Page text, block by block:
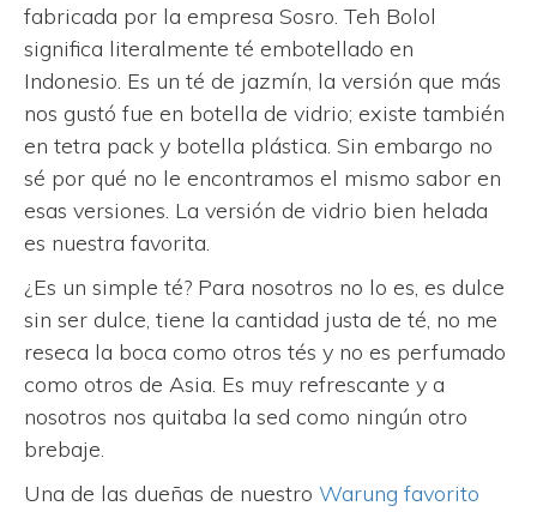
fabricada por la empresa Sosro. Teh Bolol
significa literalmente té embotellado en
Indonesio. Es un té de jazmín, la versión que más
nos gustó fue en botella de vidrio; existe también
en tetra pack y botella plástica. Sin embargo no
sé por qué no le encontramos el mismo sabor en
esas versiones. La versión de vidrio bien helada
es nuestra favorita.
¿Es un simple té? Para nosotros no lo es, es dulce
sin ser dulce, tiene la cantidad justa de té, no me
reseca la boca como otros tés y no es perfumado
como otros de Asia. Es muy refrescante y a
nosotros nos quitaba la sed como ningún otro
brebaje.
Una de las dueñas de nuestro Warung favorito